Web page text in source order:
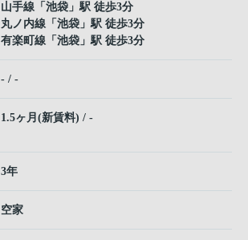
山手線 「 池袋 」駅 徒歩3分
丸ノ内線 「 池袋 」駅 徒歩3分
有楽町線 「 池袋 」駅 徒歩3分
- / -
1.5ヶ月(新賃料) / -
3年
空家